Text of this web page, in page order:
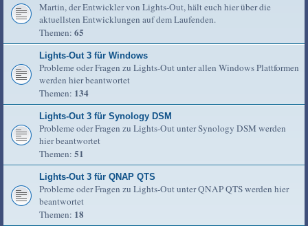
Martin, der Entwickler von Lights-Out, hält euch hier über die
aktuellsten Entwicklungen auf dem Laufenden.
Themen: 65
Lights-Out 3 für Windows
Probleme oder Fragen zu Lights-Out unter allen Windows Plattformen
werden hier beantwortet
Themen: 134
Lights-Out 3 für Synology DSM
Probleme oder Fragen zu Lights-Out unter Synology DSM werden
hier beantwortet
Themen: 51
Lights-Out 3 für QNAP QTS
Probleme oder Fragen zu Lights-Out unter QNAP QTS werden hier
beantwortet
Themen: 18